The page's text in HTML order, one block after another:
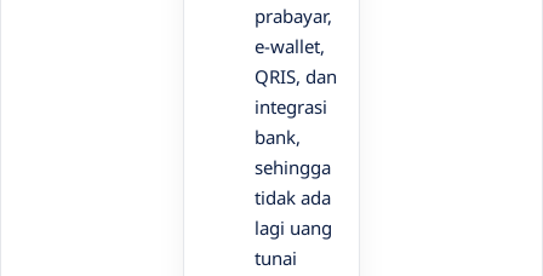
prabayar,
e-wallet,
QRIS, dan
integrasi
bank,
sehingga
tidak ada
lagi uang
tunai